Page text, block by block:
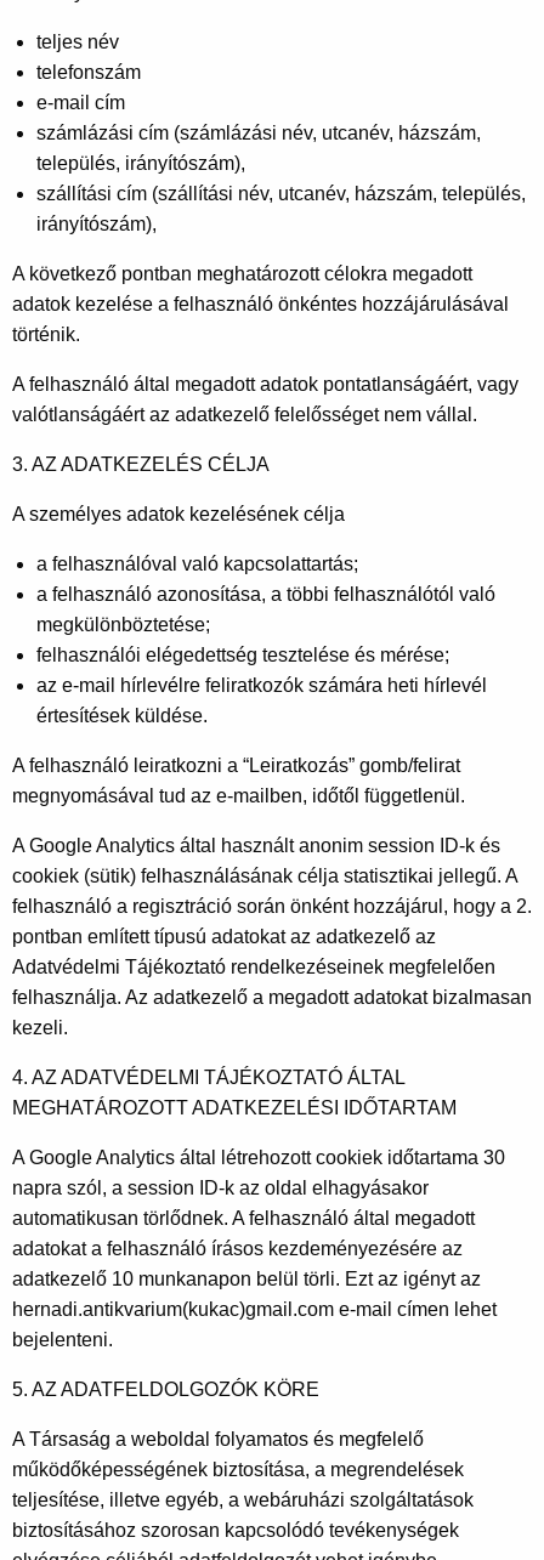
teljes név
telefonszám
e-mail cím
számlázási cím (számlázási név, utcanév, házszám,
település, irányítószám),
szállítási cím (szállítási név, utcanév, házszám, település,
irányítószám),
A következő pontban meghatározott célokra megadott
adatok kezelése a felhasználó önkéntes hozzájárulásával
történik.
A felhasználó által megadott adatok pontatlanságáért, vagy
valótlanságáért az adatkezelő felelősséget nem vállal.
3. AZ ADATKEZELÉS CÉLJA
A személyes adatok kezelésének célja
a felhasználóval való kapcsolattartás;
a felhasználó azonosítása, a többi felhasználótól való
megkülönböztetése;
felhasználói elégedettség tesztelése és mérése;
az e-mail hírlevélre feliratkozók számára heti hírlevél
értesítések küldése.
A felhasználó leiratkozni a “Leiratkozás” gomb/felirat
megnyomásával tud az e-mailben, időtől függetlenül.
A Google Analytics által használt anonim session ID-k és
cookiek (sütik) felhasználásának célja statisztikai jellegű. A
felhasználó a regisztráció során önként hozzájárul, hogy a 2.
pontban említett típusú adatokat az adatkezelő az
Adatvédelmi Tájékoztató rendelkezéseinek megfelelően
felhasználja. Az adatkezelő a megadott adatokat bizalmasan
kezeli.
4. AZ ADATVÉDELMI TÁJÉKOZTATÓ ÁLTAL
MEGHATÁROZOTT ADATKEZELÉSI IDŐTARTAM
A Google Analytics által létrehozott cookiek időtartama 30
napra szól, a session ID-k az oldal elhagyásakor
automatikusan törlődnek. A felhasználó által megadott
adatokat a felhasználó írásos kezdeményezésére az
adatkezelő 10 munkanapon belül törli. Ezt az igényt az
hernadi.antikvarium(kukac)gmail.com e-mail címen lehet
bejelenteni.
5. AZ ADATFELDOLGOZÓK KÖRE
A Társaság a weboldal folyamatos és megfelelő
működőképességének biztosítása, a megrendelések
teljesítése, illetve egyéb, a webáruházi szolgáltatások
biztosításához szorosan kapcsolódó tevékenységek